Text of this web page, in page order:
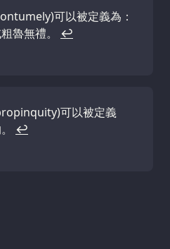
可以被定義為：
魯無禮。 ↩
可以被定義
↩